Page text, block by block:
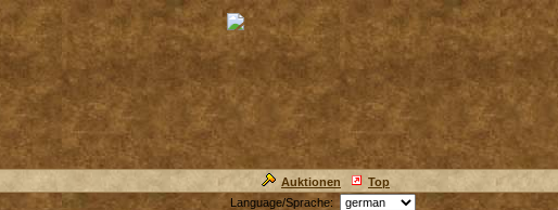
Auktionen Top
Language/Sprache: